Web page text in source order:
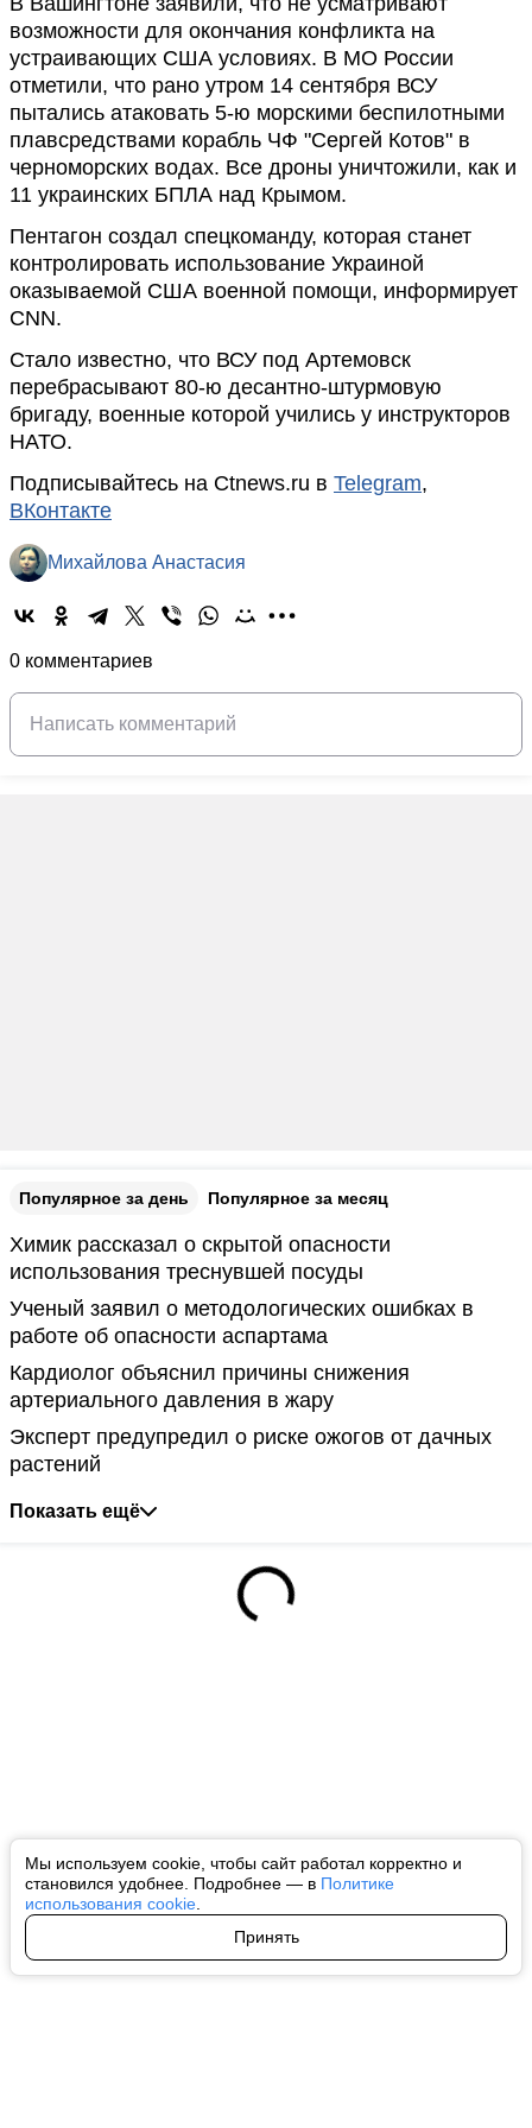
Мы используем cookie, чтобы сайт работал корректно и
становился удобнее. Подробнее — в Политике
использования cookie
Принять
возможности для окончания конфликта на
устраивающих США условиях. В МО России
отметили, что рано утром 14 сентября ВСУ
пытались атаковать 5-ю морскими беспилотными
плавсредствами корабль ЧФ "Сергей Котов" в
черноморских водах. Все дроны уничтожили, как и
11 украинских БПЛА над Крымом.
Пентагон создал спецкоманду, которая станет
контролировать использование Украиной
оказываемой США военной помощи, информирует
CNN.
Стало известно, что ВСУ под Артемовск
перебрасывают 80-ю десантно-штурмовую
бригаду, военные которой учились у инструкторов
НАТО.
Подписывайтесь на Ctnews.ru в Telegram,
ВКонтакте
Михайлова Анастасия
0 комментариев
Популярное за день Популярное за месяц
Химик рассказал о скрытой опасности
использования треснувшей посуды
Ученый заявил о методологических ошибках в
работе об опасности аспартама
Кардиолог объяснил причины снижения
артериального давления в жару
Эксперт предупредил о риске ожогов от дачных
растений
Показать ещё